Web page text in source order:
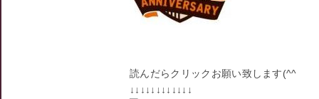
読んだらクリックお願い致します(^^ゞ
↓↓↓↓↓↓↓↓↓↓↓↓